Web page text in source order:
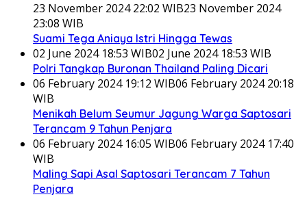
23 November 2024 22:02 WIB23 November 2024
23:08 WIB
Suami Tega Aniaya Istri Hingga Tewas
02 June 2024 18:53 WIB02 June 2024 18:53 WIB
Polri Tangkap Buronan Thailand Paling Dicari
06 February 2024 19:12 WIB06 February 2024 20:18
WIB
Menikah Belum Seumur Jagung Warga Saptosari
Terancam 9 Tahun Penjara
06 February 2024 16:05 WIB06 February 2024 17:40
WIB
Maling Sapi Asal Saptosari Terancam 7 Tahun
Penjara